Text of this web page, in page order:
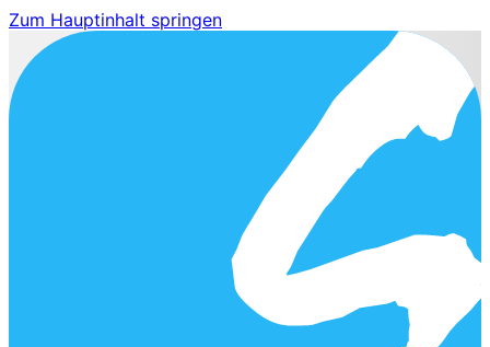
Zum Hauptinhalt springen